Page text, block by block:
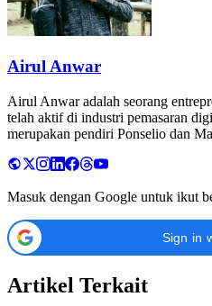
Airul Anwar
Airul Anwar adalah seorang
telah aktif di industri pemasaran
merupakan pendiri Ponselio dan
Masuk dengan Google untuk ikut
Sign in
Artikel Terkait